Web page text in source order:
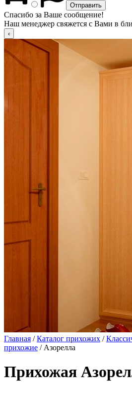
Спасибо за Ваше сообщение!
Наш менеджер свяжется с Вами в
Главная /Каталог прихожих /
прихожие / Азорелла
Прихожая